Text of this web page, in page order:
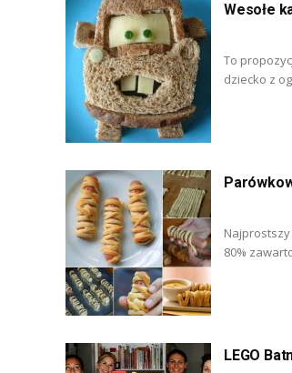
Wesołe
To
dziecko z
80%
LEGO